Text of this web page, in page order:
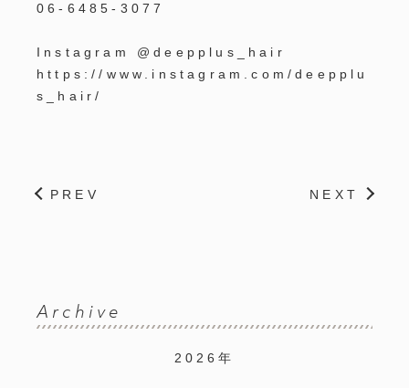
06-6485-3077
Instagram @deepplus_hair
https://www.instagram.com/deepplu
s_hair/
PREV NEXT
Archive
2026年